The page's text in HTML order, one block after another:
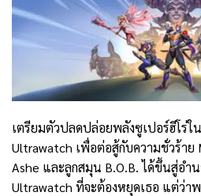
เตรียมตัวปลดปล่อยพลังซูเปอร์ฮีโร่
Ultrawatch เพื่อต่อสู้กับความชั่วร้าย
Ashe และลูกสมุน B.O.B. ได้ขึ้นสู่อ
Ultrawatch ที่จะต้องหยุดเธอ แต่ว่า